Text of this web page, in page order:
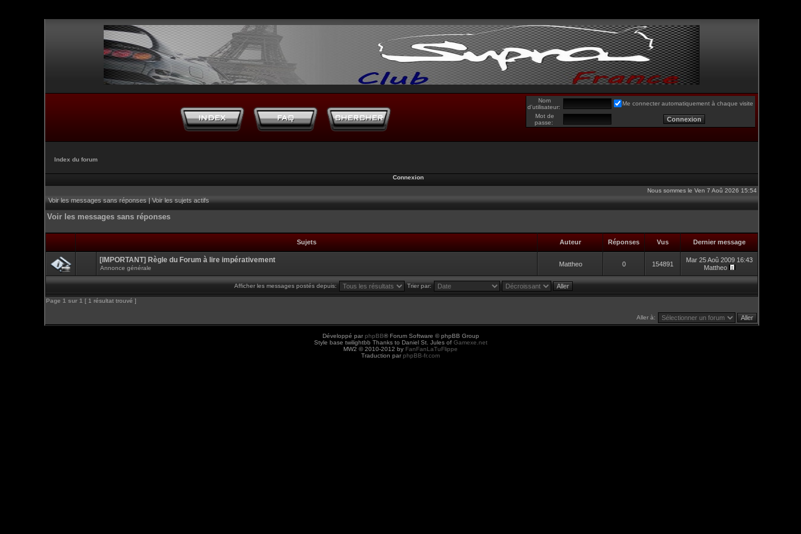
Nom
d’utilisateur:
Me connecter automatiquement à chaque visite
Mot de
passe:
Index du forum
Connexion
Nous sommes le Ven 7 Aoû 2026 15:54
Voir les messages sans réponses|Voir les sujets actifs
Voir les messages sans réponses
Sujets Auteur Réponses Vus Dernier message
[IMPORTANT] Règle du Forum à lire impérativement
Annonce générale
Mattheo 0 154891
Mar 25 Aoû 2009 16:43
Mattheo
Afficher les messages postés depuis: Trier par:
Page 1 sur 1 [ 1 résultat trouvé ]
Aller à:
Développé par phpBB® Forum Software © phpBB Group
Style base twilightbb Thanks to Daniel St. Jules of Gamexe.net
MW2 © 2010-2012 by FanFanLaTuFlippe
Traduction par phpBB-fr.com